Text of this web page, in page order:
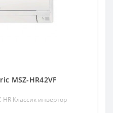
MSZ-HR42VF
HR Классик инвертор